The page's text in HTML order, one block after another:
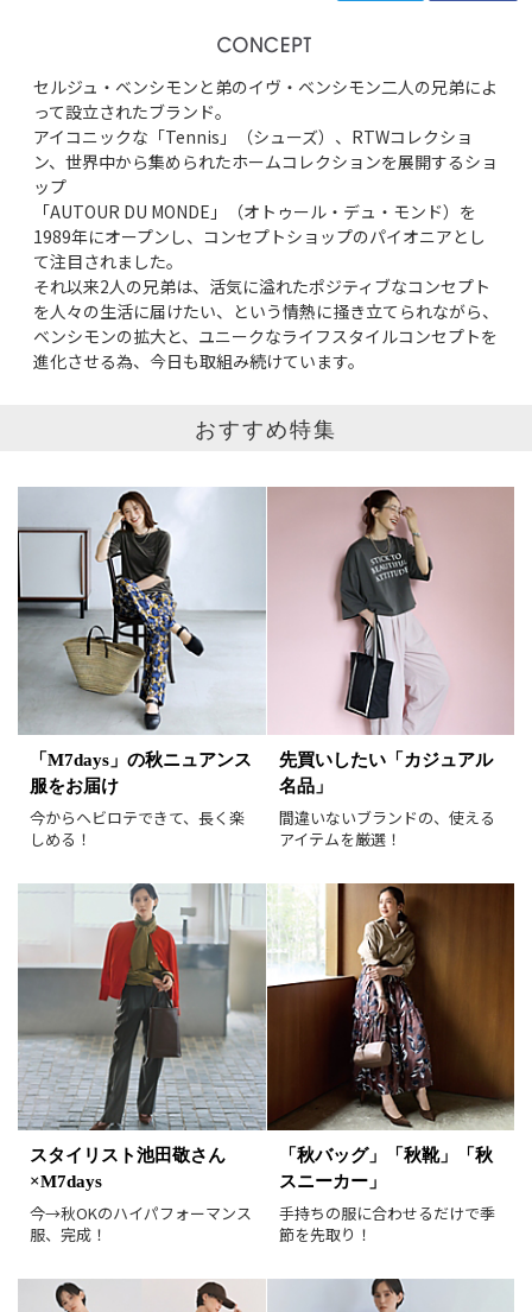
サイズ
掲載雑誌
価格 円～ 円
表示オプション
すべて
新着
再入荷
表示形式 画像大
表示件数 30件 90件
並び順 おすすめ順
人気順
価格が安い順
価格が高い順
値下げ実施日順
ホワイト ブラック
グレー
ベージュ
ブラウン
オレンジ
イエロー
レッド
ピンク
パープル
グリーン
ブルー
ゴールド
シルバー マルチ
セルジュ・ベンシモンと弟のイヴ・ベンシモン二人の兄弟によ
って設立されたブランド。
アイコニックな「Tennis」（シューズ）、RTWコレクショ
ン、世界中から集められたホームコレクションを展開するショ
ップ
「AUTOUR DU MONDE」（オトゥール・デュ・モンド）を
1989年にオープンし、コンセプトショップのパイオニアとし
て注目されました。
それ以来2人の兄弟は、活気に溢れたポジティブなコンセプト
を人々の生活に届けたい、という情熱に掻き立てられながら、
ベンシモンの拡大と、ユニークなライフスタイルコンセプトを
進化させる為、今日も取組み続けています。
おすすめ特集
「M7days」の秋ニュアンス
服をお届け
今からヘビロテできて、長く楽
しめる！
先買いしたい「カジュアル
名品」
間違いないブランドの、使える
アイテムを厳選！
スタイリスト池田敬さん
×M7days
今→秋OKのハイパフォーマンス
服、完成！
「秋バッグ」「秋靴」「秋
スニーカー」
手持ちの服に合わせるだけで季
節を先取り！